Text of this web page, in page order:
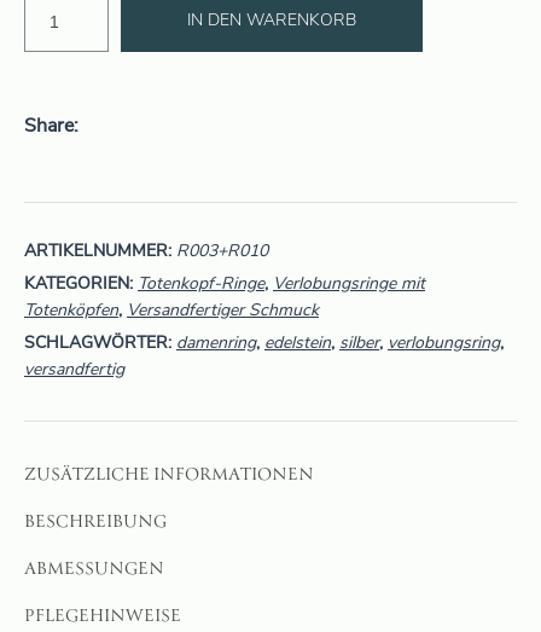
IN DEN WARENKORB
Share
ARTIKELNUMMER: R003+R010
KATEGORIEN: Totenkopf-Ringe, Verlobungsringe mit
Totenköpfen, Versandfertiger Schmuck
SCHLAGWÖRTER: damenring, edelstein, silber, verlobungsring,
versandfertig
ZUSÄTZLICHE INFORMATIONEN
BESCHREIBUNG
ABMESSUNGEN
PFLEGEHINWEISE